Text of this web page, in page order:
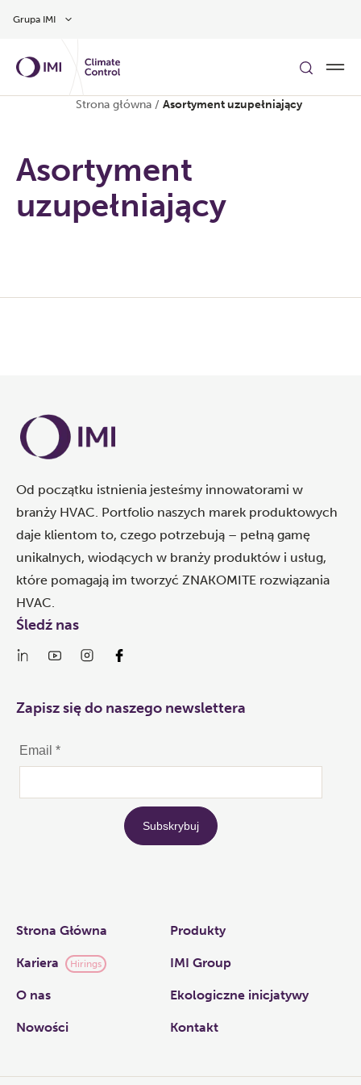
Grupa IMI
Strona główna/ Asortyment uzupełniający
Asortyment
uzupełniający
Od początku istnienia jesteśmy innowatorami w
branży HVAC. Portfolio naszych marek produktowych
daje klientom to, czego potrzebują – pełną gamę
unikalnych, wiodących w branży produktów i usług,
które pomagają im tworzyć ZNAKOMITE rozwiązania
HVAC.
Links
Strona Główna Produkty
Kariera Hirings IMI Group
O nas​ Ekologiczne inicjatywy
Nowości Kontakt
Śledź nas
Zapisz się do naszego newslettera